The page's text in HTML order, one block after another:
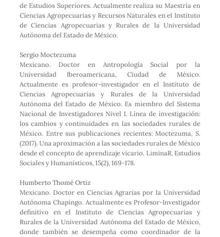
de Estudios Superiores. Actualmente realiza su Maestría en
Ciencias Agropecuarias y Recursos Naturales en el Instituto
de Ciencias Agropecuarias y Rurales de la Universidad
Autónoma del Estado de México.
Sergio Moctezuma
Mexicano. Doctor en Antropología Social por la
Universidad Iberoamericana, Ciudad de México.
Actualmente es profesor-investigador en el Instituto de
Ciencias Agropecuarias y Rurales de la Universidad
Autónoma del Estado de México. Es miembro del Sistema
Nacional de Investigadores Nivel I. Línea de investigación:
los cambios y continuidades en las sociedades rurales de
México. Entre sus publicaciones recientes: Moctezuma, S.
(2017). Una aproximación a las sociedades rurales de México
desde el concepto de aprendizaje vicario. LiminaR. Estudios
Sociales y Humanísticos, 15(2), 169-178.
Humberto Thomé Ortiz
Mexicano. Doctor en Ciencias Agrarias por la Universidad
Autónoma Chapingo. Actualmente es Profesor-Investigador
definitivo en el Instituto de Ciencias Agropecuarias y
Rurales de la Universidad Autónoma del Estado de México,
donde también se desempeña como coordinador de la